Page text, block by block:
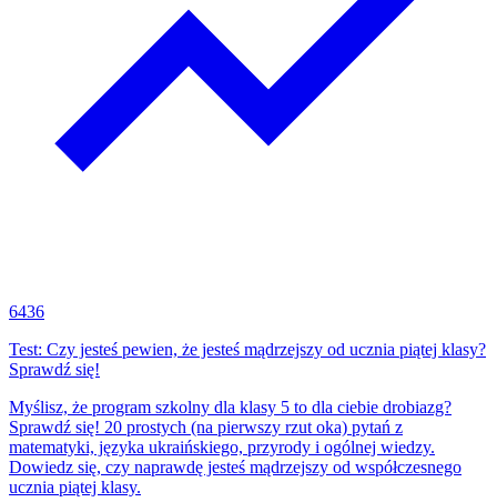
6436
Test: Czy jesteś pewien, że jesteś mądrzejszy od ucznia piątej klasy?
Sprawdź się!
Myślisz, że program szkolny dla klasy 5 to dla ciebie drobiazg?
Sprawdź się! 20 prostych (na pierwszy rzut oka) pytań z
matematyki, języka ukraińskiego, przyrody i ogólnej wiedzy.
Dowiedz się, czy naprawdę jesteś mądrzejszy od współczesnego
ucznia piątej klasy.